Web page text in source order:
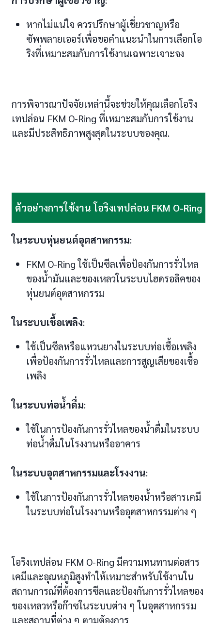
หากไม่แน่ใจ ควรปรึกษาผู้เชี่ยวชาญหรือ
ซัพพลายเออร์เพื่อขอคำแนะนำในการเลือกโอ
ริงที่เหมาะสมกับการใช้งานเฉพาะเจาะจง
การพิจารณาปัจจัยเหล่านี้จะช่วยให้คุณเลือกโอริง
เทปล่อน FKM O-Ring ที่เหมาะสมกับการใช้งาน
และมีประสิทธิภาพสูงสุดในระบบของคุณ.
ตัวอย่างการใช้งาน โอริงเทปล่อน FKM O-Ring
ในระบบหุ่นยนต์อุตสาหกรรม:
FKM O-Ring ใช้เป็นซีลเพื่อป้องกันการรั่วไหล
ของน้ำมันและของเหลวในระบบไฮดรอลิคของ
หุ่นยนต์อุตสาหกรรม
ในระบบเชื้อเพลิง:
ใช้เป็นซีลหรือแหวนยางในระบบท่อเชื้อเพลิง
เพื่อป้องกันการรั่วไหลและการสูญเสียของเชื้อ
เพลิง
ในระบบท่อน้ำดื่ม:
ใช้ในการป้องกันการรั่วไหลของน้ำดื่มในระบบ
ท่อน้ำดื่มในโรงงานหรืออาคาร
ในระบบอุตสาหกรรมและโรงงาน:
ใช้ในการป้องกันการรั่วไหลของน้ำหรือสารเคมี
ในระบบท่อในโรงงานหรืออุตสาหกรรมต่าง ๆ
โอริงเทปล่อน FKM O-Ring มีความทนทานต่อสาร
เคมีและอุณหภูมิสูงทำให้เหมาะสำหรับใช้งานใน
สถานการณ์ที่ต้องการซีลและป้องกันการรั่วไหลของ
ของเหลวหรือก๊าซในระบบต่าง ๆ ในอุตสาหกรรม
และสถานที่ต่าง ๆ ตามต้องการ